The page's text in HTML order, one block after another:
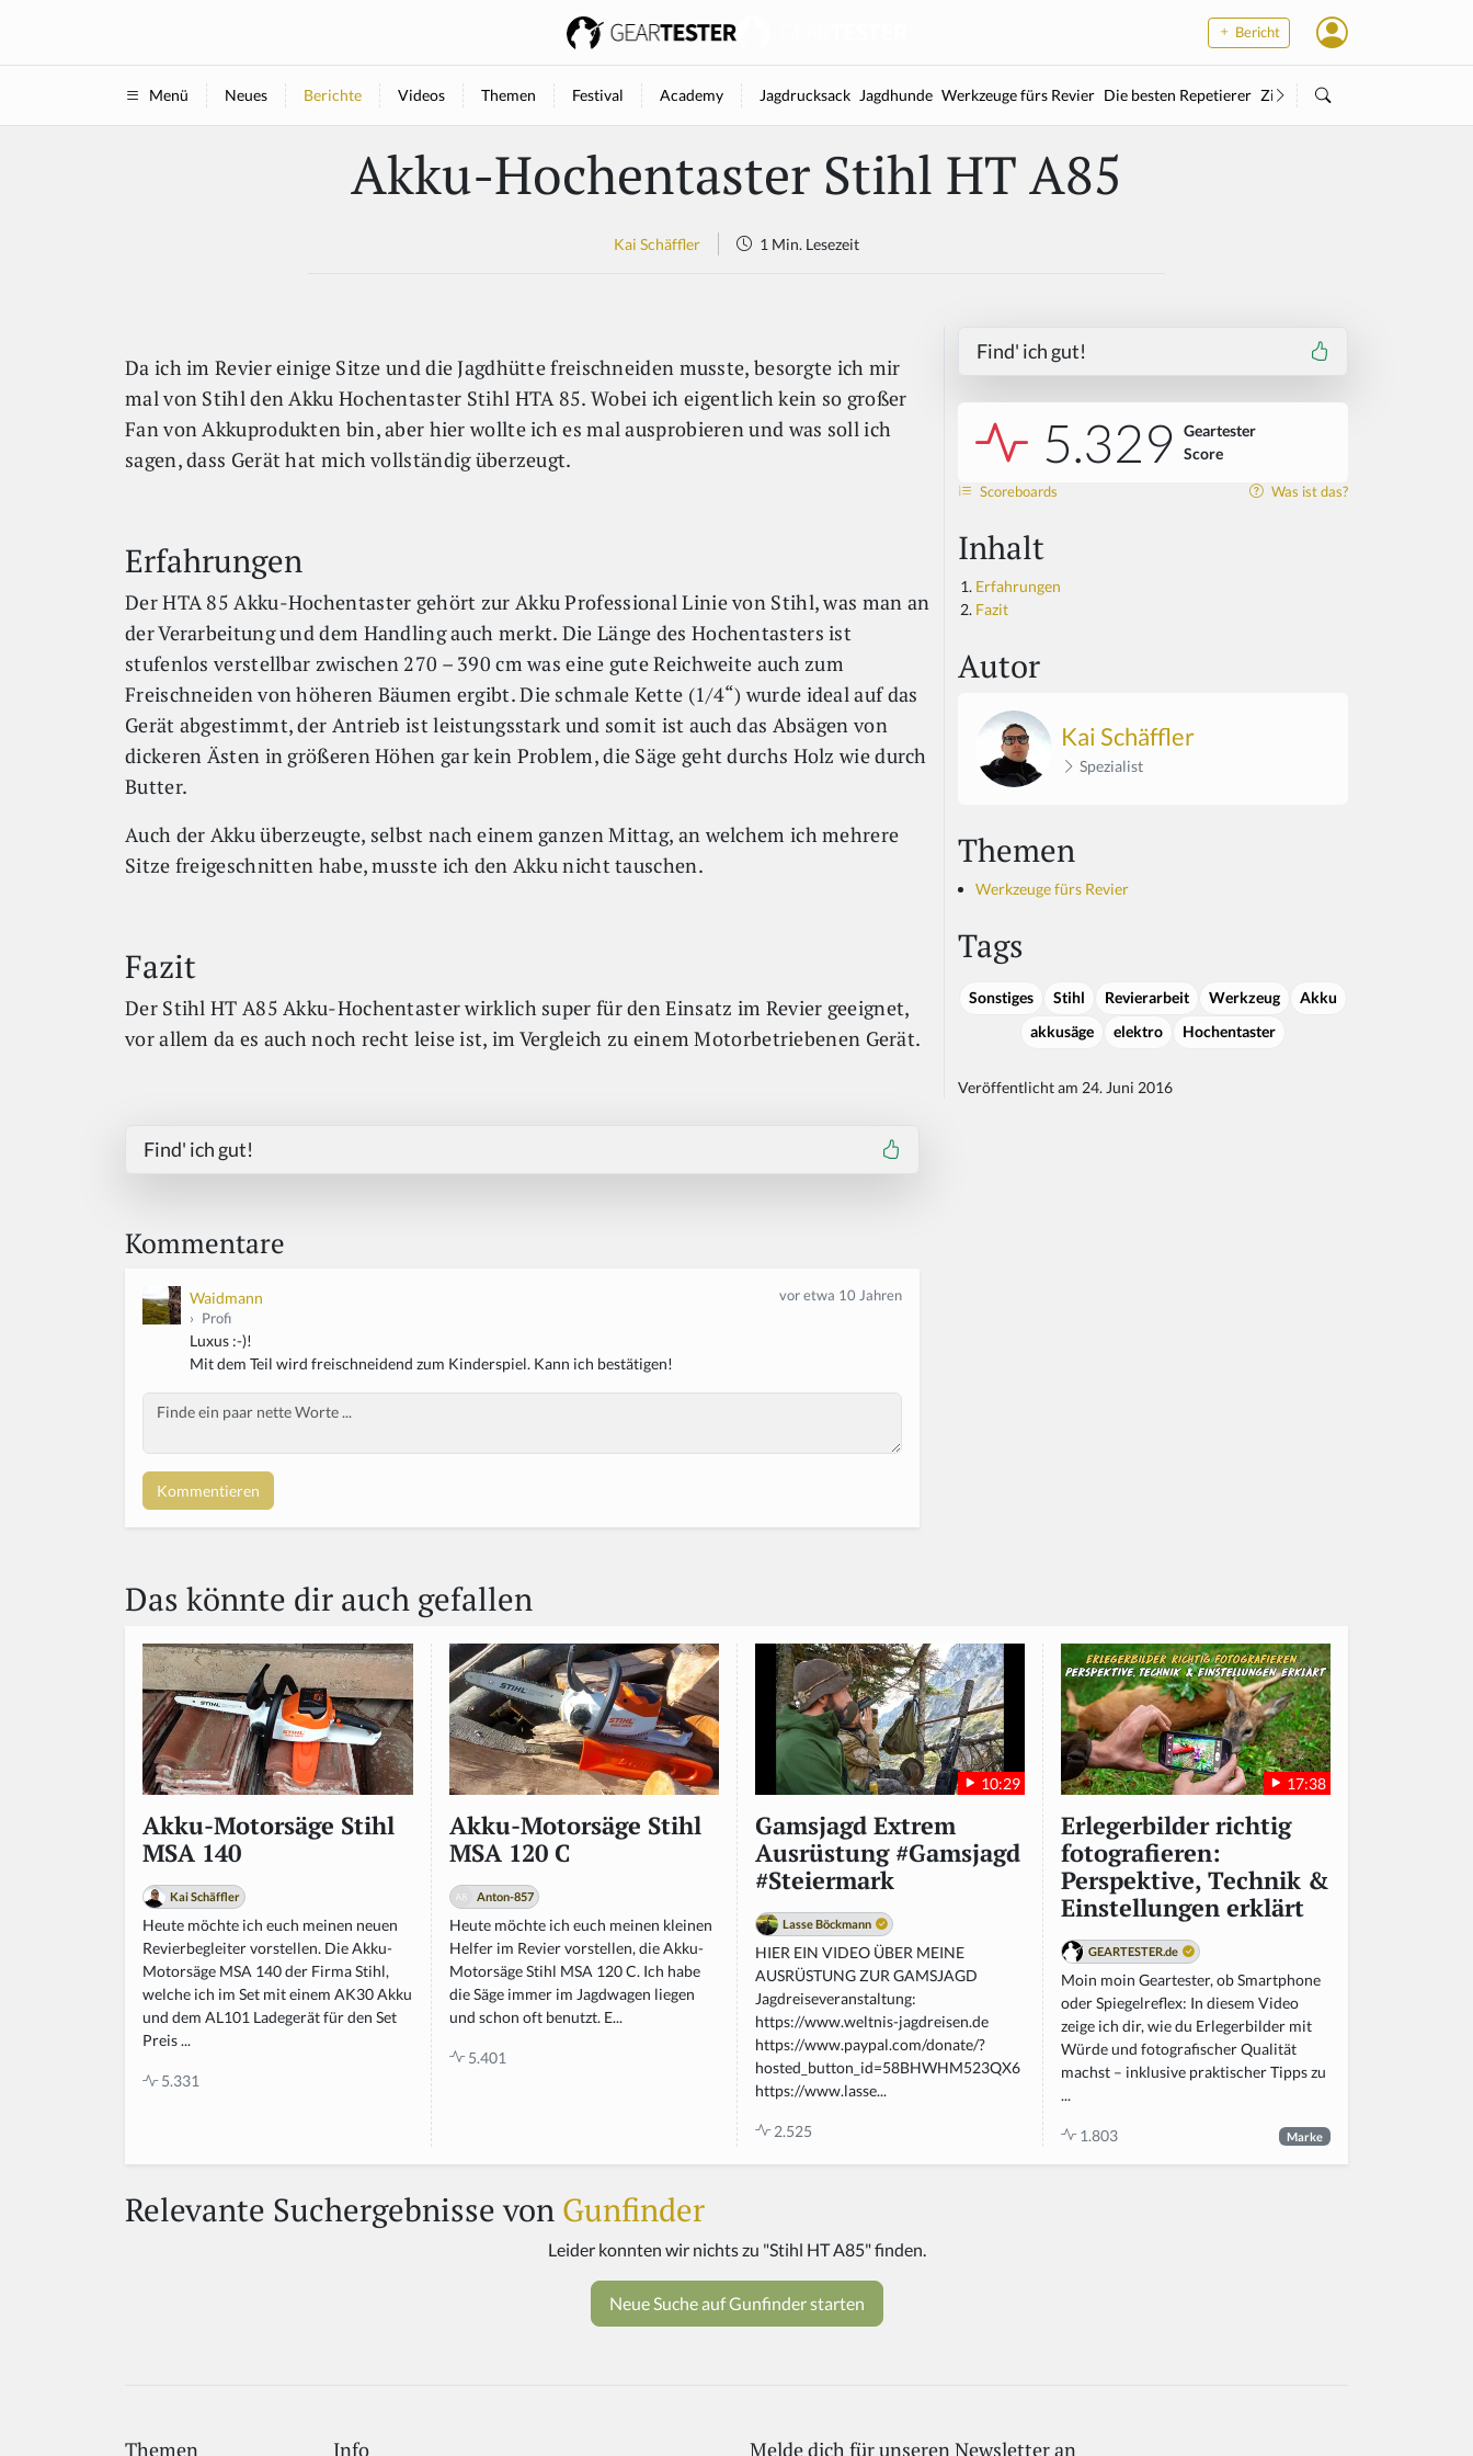
Bericht
Menü Neues Berichte Videos Themen Festival Academy Jagdrucksack Jagdhunde Werkzeuge fürs Revier Die besten Repetierer Zielstock
Akku-Hochentaster Stihl HT A85
Kai Schäffler 1 Min. Lesezeit
Da ich im Revier einige Sitze und die Jagdhütte freischneiden musste, besorgte ich mir
mal von Stihl den Akku Hochentaster Stihl HTA 85. Wobei ich eigentlich kein so großer
Fan von Akkuprodukten bin, aber hier wollte ich es mal ausprobieren und was soll ich
sagen, dass Gerät hat mich vollständig überzeugt.
Erfahrungen
Der HTA 85 Akku-Hochentaster gehört zur Akku Professional Linie von Stihl, was man an
der Verarbeitung und dem Handling auch merkt. Die Länge des Hochentasters ist
stufenlos verstellbar zwischen 270 – 390 cm was eine gute Reichweite auch zum
Freischneiden von höheren Bäumen ergibt. Die schmale Kette (1/4“) wurde ideal auf das
Gerät abgestimmt, der Antrieb ist leistungsstark und somit ist auch das Absägen von
dickeren Ästen in größeren Höhen gar kein Problem, die Säge geht durchs Holz wie durch
Butter.
Auch der Akku überzeugte, selbst nach einem ganzen Mittag, an welchem ich mehrere
Sitze freigeschnitten habe, musste ich den Akku nicht tauschen.
Fazit
Der Stihl HT A85 Akku-Hochentaster wirklich super für den Einsatz im Revier geeignet,
vor allem da es auch noch recht leise ist, im Vergleich zu einem Motorbetriebenen Gerät.
Find' ich gut!
5.329 Geartester
Score
Scoreboards Was ist das?
Inhalt
Erfahrungen
Fazit
Autor
Kai Schäffler
Spezialist
Themen
Werkzeuge fürs Revier
Tags
Sonstiges Stihl Revierarbeit Werkzeug
Akku
akkusäge
elektro Hochentaster
Veröffentlicht am 24. Juni 2016
Find' ich gut!
Kommentare
Waidmann
› Profi
vor etwa 10 Jahren
Luxus :-)!
Mit dem Teil wird freischneidend zum Kinderspiel. Kann ich bestätigen!
Body
Das könnte dir auch gefallen
Akku-Motorsäge Stihl
MSA 140
Kai Schäffler
Heute möchte ich euch meinen neuen
Revierbegleiter vorstellen. Die Akku-
Motorsäge MSA 140 der Firma Stihl,
welche ich im Set mit einem AK30 Akku
und dem AL101 Ladegerät für den Set
Preis ...
5.331
Akku-Motorsäge Stihl
MSA 120 C
Anton-857
Heute möchte ich euch meinen kleinen
Helfer im Revier vorstellen, die Akku-
Motorsäge Stihl MSA 120 C. Ich habe
die Säge immer im Jagdwagen liegen
und schon oft benutzt. E...
5.401
10:29
Gamsjagd Extrem
Ausrüstung #Gamsjagd
#Steiermark
Lasse Böckmann
HIER EIN VIDEO ÜBER MEINE
AUSRÜSTUNG ZUR GAMSJAGD
Jagdreiseveranstaltung:
https://www.weltnis-jagdreisen.de
https://www.paypal.com/donate/?
hosted_button_id=58BHWHM523QX6
https://www.lasse...
2.525
17:38
Erlegerbilder richtig
fotografieren:
Perspektive, Technik &
Einstellungen erklärt
GEARTESTER.de
Moin moin Geartester, ob Smartphone
oder Spiegelreflex: In diesem Video
zeige ich dir, wie du Erlegerbilder mit
Würde und fotografischer Qualität
machst – inklusive praktischer Tipps zu
...
1.803 Marke
Relevante Suchergebnisse von Gunfinder
Themen Info If
Melde dich für unseren Newsletter an